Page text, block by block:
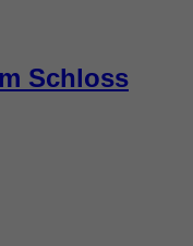
Schloss